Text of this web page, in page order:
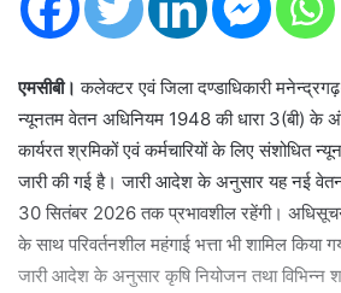
एमसीबी। कलेक्टर एवं जिला दण्डाधिकारी मनेन्द्रगढ़-
न्यूनतम वेतन अधिनियम 1948 की धारा 3(बी) के
कार्यरत श्रमिकों एवं कर्मचारियों के लिए संशोधित
जारी की गई है। जारी आदेश के अनुसार यह नई
30 सितंबर 2026 तक प्रभावशील रहेंगी।
के साथ परिवर्तनशील महंगाई भत्ता भी शामिल किया
जारी आदेश के अनुसार कृषि नियोजन तथा विभिन्न